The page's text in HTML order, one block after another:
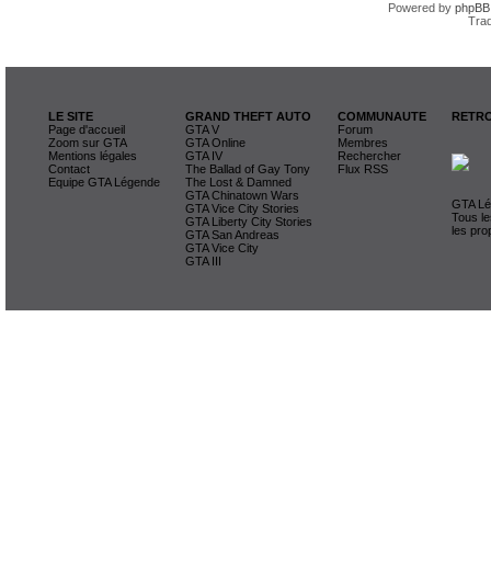
Powered by phpBB
LE SITE
Page d'accueil
Zoom sur GTA
Mentions légales
Contact
Equipe GTA Légende
GRAND THEFT AUTO
GTA V
GTA Online
GTA IV
The Ballad of Gay Tony
The Lost & Damned
GTA Chinatown Wars
GTA Vice City Stories
GTA Liberty City Stories
GTA San Andreas
GTA Vice City
GTA III
COMMUNAUTE
Forum
Membres
Rechercher
Flux RSS
GTA
Tous
les